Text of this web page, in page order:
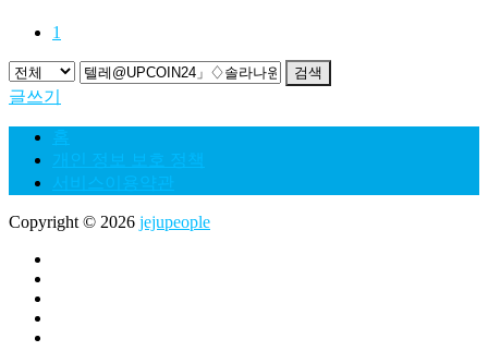
1
검색
글쓰기
홈
개인 정보 보호 정책
서비스이용약관
Copyright © 2026 jejupeople